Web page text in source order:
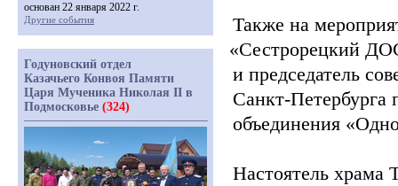
Также на
«Сестрорецкий
и председатель
Санкт-Петербурга
объединения
Настоятель храма
основан 22 января 2022 г.
Другие события
Годуновский отдел
Казачьего Конвоя Памяти
Царя Мученика Николая II в
Подмосковье (324)